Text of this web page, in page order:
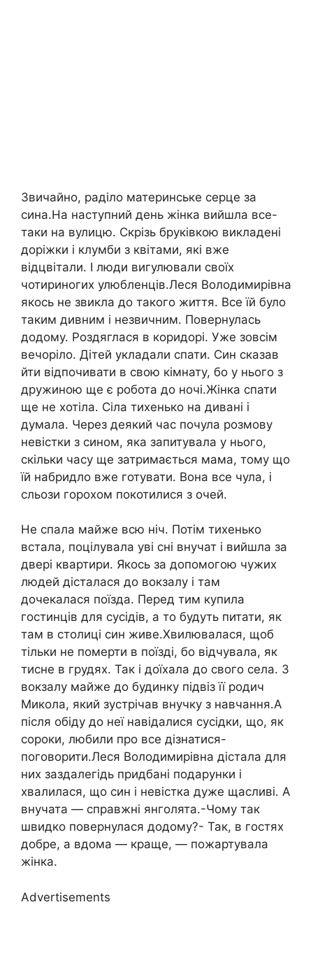
Звичайно, раділо материнське серце за
сина.На наступний день жінка вийшла все-
таки на вулицю. Скрізь бруківкою викладені
доріжки і клумби з квітами, які вже
відцвітали. І люди вигулювали своїх
чотириногих улюбленців.Леся Володимирівна
якось не звикла до такого життя. Все їй було
таким дивним і незвичним. Повернулась
додому. Роздяглася в коридорі. Уже зовсім
вечоріло. Дітей укладали спати. Син сказав
йти відпочивати в свою кімнату, бо у нього з
дружиною ще є робота до ночі.Жінка спати
ще не хотіла. Сіла тихенько на дивані і
думала. Через деякий час почула розмову
невістки з сином, яка запитувала у нього,
скільки часу ще затримається мама, тому що
їй набридло вже готувати. Вона все чула, і
сльози горохом покотилися з очей.
Не спала майже всю ніч. Потім тихенько
встала, поцілувала уві сні внучат і вийшла за
двері квартири. Якось за допомогою чужих
людей дісталася до вокзалу і там
дочекалася поїзда. Перед тим купила
гостинців для сусідів, а то будуть питати, як
там в столиці син живе.Хвилювалася, щоб
тільки не померти в поїзді, бо відчувала, як
тисне в грудях. Так і доїхала до свого села. З
вокзалу майже до будинку підвіз її родич
Микола, який зустрічав внучку з навчання.А
після обіду до неї навідалися сусідки, що, як
сороки, любили про все дізнатися-
поговорити.Леся Володимирівна дістала для
них заздалегідь придбані подарунки і
хвалилася, що син і невістка дуже щасливі. А
внучата — справжні янголята.-Чому так
швидко повернулася додому?- Так, в гостях
добре, а вдома — краще, — пожартувала
жінка.
Advertisements